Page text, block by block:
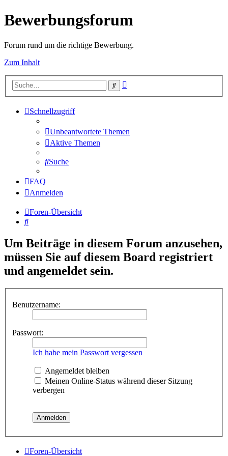
Bewerbungsforum
Forum rund um die richtige Bewerbung.
Zum Inhalt
Suche
Schnellzugriff
Unbeantwortete Themen
Aktive Themen
Suche
FAQ
Anmelden
Foren-Übersicht
Suche
Um Beiträge in diesem Forum anzusehen,
müssen Sie auf diesem Board registriert
und angemeldet sein.
Benutzername:
Passwort:
Ich habe mein Passwort vergessen
Angemeldet bleiben
Meinen Online-Status während dieser Sitzung
verbergen
Foren-Übersicht